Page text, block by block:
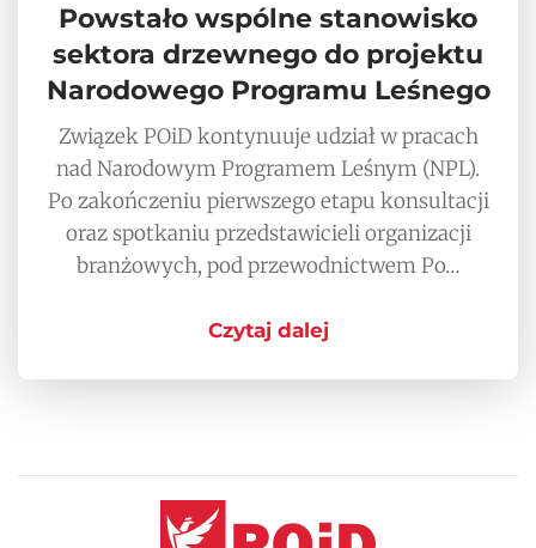
Powstało wspólne stanowisko
sektora drzewnego do projektu
Narodowego Programu Leśnego
Związek POiD kontynuuje udział w pracach
nad Narodowym Programem Leśnym (NPL).
Po zakończeniu pierwszego etapu konsultacji
oraz spotkaniu przedstawicieli organizacji
branżowych, pod przewodnictwem Po…
Czytaj dalej